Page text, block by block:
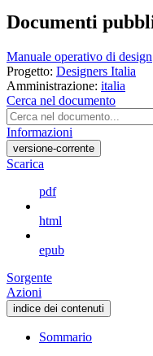
Documenti
Manuale operativo di design
Progetto: Designers Italia
Amministrazione: italia
Cerca nel documento
Informazioni
versione-corrente
Scarica
pdf
html
epub
Sorgente
Azioni
indice dei contenuti
Sommario